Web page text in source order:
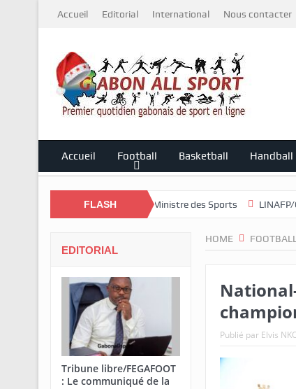
Accueil Editorial International Nous contacter
Accueil Football Basketball Handball
FLASH
et les perspectives du Ministre des Sports LINAFP/Caleb
HOME FOOTBALL
Publié par Elvis
EDITORIAL
Tribune libre/FEGAFOOT
: Le communiqué de la